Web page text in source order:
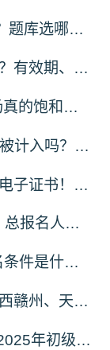
2026 年税务师考试难度怎么样？题库选哪家的好？
初级会计职称证书是永久有效吗？有效期、领取时限及继续教育要求全解答
超1060万人持证！初级会计市场真的饱和了吗？含金量真相+2026备考攻略
初级会计考试中途离场：时间会被计入吗？规则与原因详解
财政厅通知：初级会计全面推进电子证书！纸质证书还发吗？2025年领证时间看这里
2025年注会考试出考率近50%，总报名人数80.44万！
2026年初级会计报名时间及报名条件是什么？在哪里报名？
初级会计证书丢失能补办吗？江西赣州、天津等多地补办流程+材料清单
24018人合格！广西财政厅公布2025年初级会计考试合格人数，成绩查询及后续事项看这里